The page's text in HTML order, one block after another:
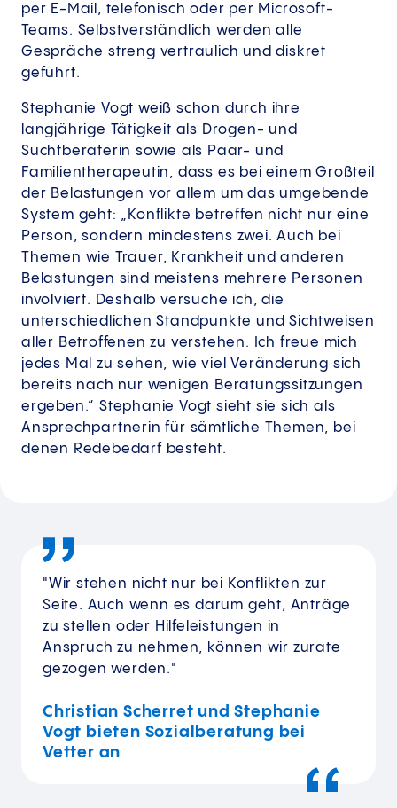
per E-Mail, telefonisch oder per Microsoft-
Teams. Selbstverständlich werden alle
Gespräche streng vertraulich und diskret
geführt.
Stephanie Vogt weiß schon durch ihre
langjährige Tätigkeit als Drogen- und
Suchtberaterin sowie als Paar- und
Familientherapeutin, dass es bei einem Großteil
der Belastungen vor allem um das umgebende
System geht: „Konflikte betreffen nicht nur eine
Person, sondern mindestens zwei. Auch bei
Themen wie Trauer, Krankheit und anderen
Belastungen sind meistens mehrere Personen
involviert. Deshalb versuche ich, die
unterschiedlichen Standpunkte und Sichtweisen
aller Betroffenen zu verstehen. Ich freue mich
jedes Mal zu sehen, wie viel Veränderung sich
bereits nach nur wenigen Beratungssitzungen
ergeben.“ Stephanie Vogt sieht sie sich als
Ansprechpartnerin für sämtliche Themen, bei
denen Redebedarf besteht.
"Wir stehen nicht nur bei Konflikten zur
Seite. Auch wenn es darum geht, Anträge
zu stellen oder Hilfeleistungen in
Anspruch zu nehmen, können wir zurate
gezogen werden."
Christian Scherret und Stephanie
Vogt bieten Sozialberatung bei
Vetter an